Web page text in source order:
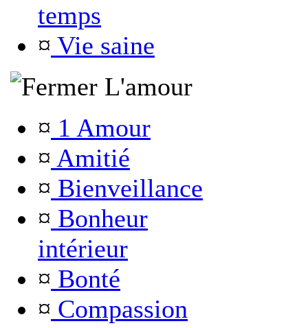
temps
¤ Vie saine
L'amour
¤ 1 Amour
¤ Amitié
¤ Bienveillance
¤ Bonheur
intérieur
¤ Bonté
¤ Compassion